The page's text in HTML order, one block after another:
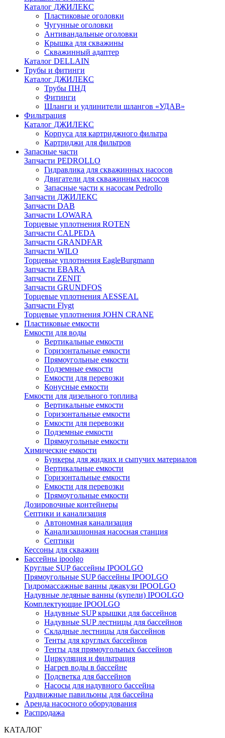
Каталог ДЖИЛЕКС
Пластиковые оголовки
Чугунные оголовки
Антивандальные оголовки
Крышка для скважины
Скважинный адаптер
Каталог DELLAIN
Трубы и фитинги
Каталог ДЖИЛЕКС
Трубы ПНД
Фитинги
Шланги и удлинители шлангов «УДАВ»
Фильтрация
Каталог ДЖИЛЕКС
Корпуса для картриджного фильтра
Картриджи для фильтров
Запасные части
Запчасти PEDROLLO
Гидравлика для скважинных насосов
Двигатели для скважинных насосов
Запасные части к насосам Pedrollo
Запчасти ДЖИЛЕКС
Запчасти DAB
Запчасти LOWARA
Торцевые уплотнения ROTEN
Запчасти CALPEDA
Запчасти GRANDFAR
Запчасти WILO
Торцевые уплотнения EagleBurgmann
Запчасти EBARA
Запчасти ZENIT
Запчасти GRUNDFOS
Торцевые уплотнения AESSEAL
Запчасти Flygt
Торцевые уплотнения JOHN CRANE
Пластиковые емкости
Емкости для воды
Вертикальные емкости
Горизонтальные емкости
Прямоугольные емкости
Подземные емкости
Емкости для перевозки
Конусные емкости
Емкости для дизельного топлива
Вертикальные емкости
Горизонтальные емкости
Емкости для перевозки
Подземные емкости
Прямоугольные емкости
Химические емкости
Бункеры для жидких и сыпучих материалов
Вертикальные емкости
Горизонтальные емкости
Емкости для перевозки
Прямоугольные емкости
Дозировочные контейнеры
Септики и канализация
Автономная канализация
Канализационная насосная станция
Септики
Кессоны для скважин
Бассейны ipoolgo
Круглые SUP бассейны IPOOLGO
Прямоугольные SUP бассейны IPOOLGO
Гидромассажные ванны джакузи IPOOLGO
Надувные ледяные ванны (купели) IPOOLGO
Комплектующие IPOOLGO
Надувные SUP крышки для бассейнов
Надувные SUP лестницы для бассейнов
Складные лестницы для бассейнов
Тенты для круглых бассейнов
Тенты для прямоугольных бассейнов
Циркуляция и фильтрация
Нагрев воды в бассейне
Подсветка для бассейнов
Насосы для надувного бассейна
Раздвижные павильоны для бассейна
Аренда насосного оборудования
Распродажа
КАТАЛОГ